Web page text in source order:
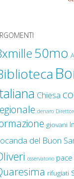
50mo
Chiesa
denaro
giovani
del Buon
osservatorio pace
rifugiati